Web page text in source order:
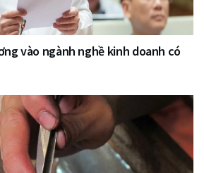
vào ngành nghề kinh doanh có